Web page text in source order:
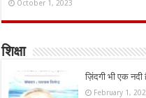
October 1, 2023
शिक्षा
ज़िंदगी भी एक
February 1,